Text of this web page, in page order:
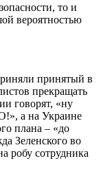
то и
вероятностью
принятый в
прекращать
говорят, «ну
а на Украине
плана – «до
Зеленского во
робу сотрудника